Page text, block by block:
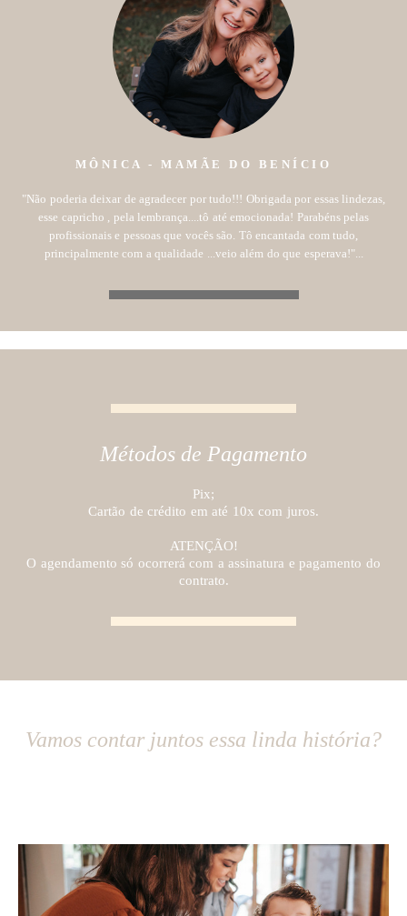
MÔNICA - MAMÃE DO BENÍCIO
"Não poderia deixar de agradecer por tudo!!! Obrigada por essas lindezas,
esse capricho , pela lembrança....tô até emocionada! Parabéns pelas
profissionais e pessoas que vocês são. Tô encantada com tudo,
principalmente com a qualidade ...veio além do que esperava!"...
Métodos de Pagamento
Pix;
Cartão de crédito em até 10x com juros.
ATENÇÃO!
O agendamento só ocorrerá com a assinatura e pagamento do
contrato.
Vamos contar juntos essa linda história?